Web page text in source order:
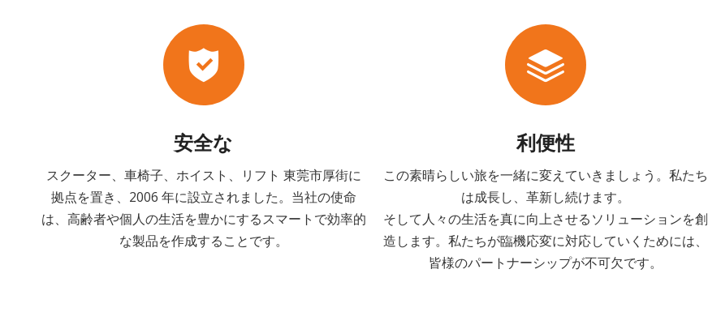
安全な
スクーター、車椅子、ホイスト、リフト 東莞市厚街に
拠点を置き、2006 年に設立されました。当社の使命
は、高齢者や個人の生活を豊かにするスマートで効率的
な製品を作成することです。
利便性
この素晴らしい旅を一緒に変えていきましょう。私たち
は成長し、革新し続けます。
そして人々の生活を真に向上させるソリューションを創
造します。私たちが臨機応変に対応していくためには、
皆様のパートナーシップが不可欠です。